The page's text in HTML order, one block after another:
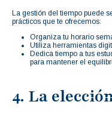
La gestión del tiempo puede
prácticos que te ofrecemos:
Organiza tu horario
Utiliza herramientas
Dedica tiempo a tus
para mantener el
4. La